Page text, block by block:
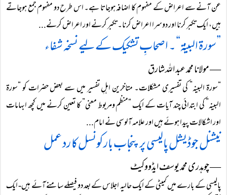
عن آنے سے اعراض کے مفہوم کا اضافہ ہوجاتا ہے۔ اس طرح دو مفہوم جمع ہوجاتے
ہیں، ایک تکبر کرنا اور دوسرا اعراض کرنا۔ تکبر کرنے اور اعراض کرنے...
”سورۃ البینۃ“ ۔ اصحابِ تشکیک کے لیے نسخہ شفاء
― مولانا محمد عبد اللہ شارق
“سورۃ البینہ” کی تفسیری مشکلات۔ متاخرین اہلِ تفسیر میں سے بعض حضرات کو “سورۃ
البینہ” کی ابتدائی چند آیات کے ایک “منظم ومربوط معنی” کا تعین کرنے میں کچھ ابہامات
اور اشکالات پیدا ہوئے ہیں اور علامہ آلوسی نے امام...
نیشنل جوڈیشل پالیسی پر پنجاب بار کونسل کا رد عمل
― چوہدری محمد یوسف ایڈووکیٹ
پالیسی کے بارے میں کمیٹی کے ایک حالیہ اجلاس کے بعد دو فیصلے سامنے آئے ہیں- ایک